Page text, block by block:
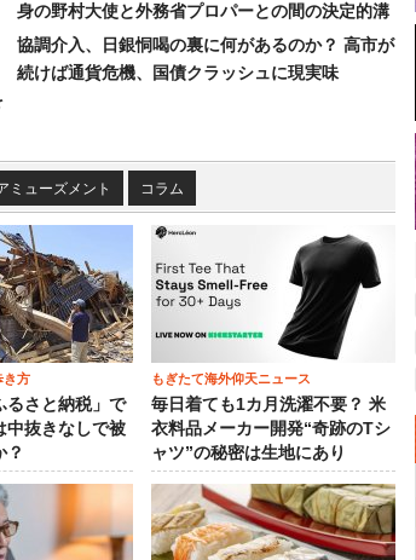
身の野村大使と外務省プロパーとの間の決定的溝
協調介入、日銀恫喝の裏に何があるのか？ 高市が
続けば通貨危機、国債クラッシュに現実味
ミューズメント コラム
き方
るさと納税」で
抜きなしで被
？
もぎたて海外仰天ニュース
毎日着ても1カ月洗濯不要？ 米
衣料品メーカー開発“奇跡のTシ
ャツ”の秘密は生地にあり